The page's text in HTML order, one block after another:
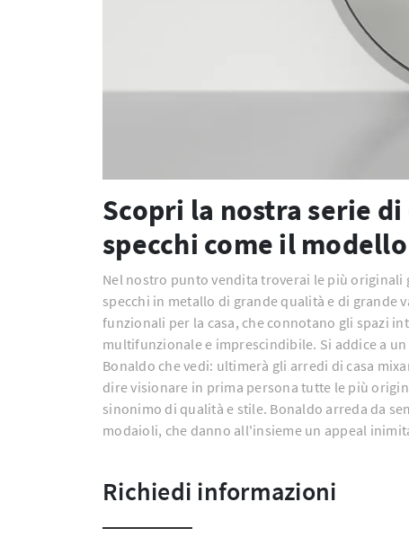
Scopri la nostra serie
specchi come il
Nel nostro punto vendita troverai le più
specchi in metallo di grande qualità e di grande
funzionali per la casa, che connotano gli spazi
multifunzionale e imprescindibile. Si addice a
Bonaldo che vedi: ultimerà gli arredi di casa
dire visionare in prima persona tutte le più
sinonimo di qualità e stile. Bonaldo arreda da
modaioli, che danno all'insieme un appeal
Richiedi informazioni